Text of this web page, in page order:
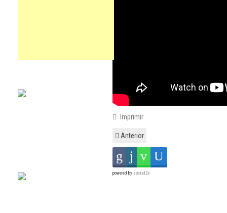
Imprimir
Anterior
powered by social2s